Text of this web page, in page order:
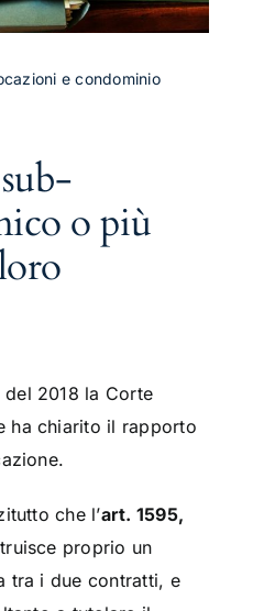
e condominio
o più
del 2018 la Corte
ha chiarito il rapporto
che l’art. 1595,
proprio un
tra i due contratti, e